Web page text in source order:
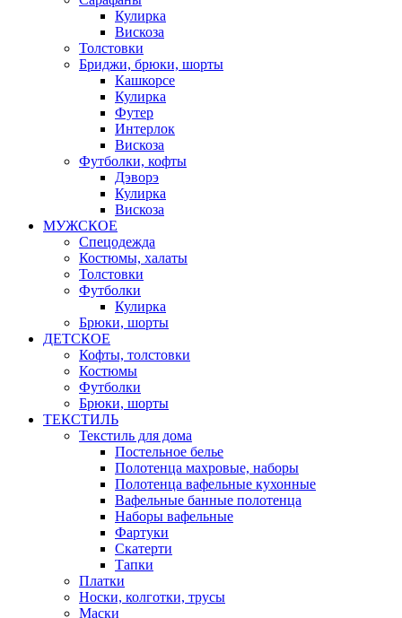
Кулирка
Вискоза
Толстовки
Бриджи, брюки, шорты
Кашкорсе
Кулирка
Футер
Интерлок
Вискоза
Футболки, кофты
Дэворэ
Кулирка
Вискоза
МУЖСКОЕ
Спецодежда
Костюмы, халаты
Толстовки
Футболки
Кулирка
Брюки, шорты
ДЕТСКОЕ
Кофты, толстовки
Костюмы
Футболки
Брюки, шорты
ТЕКСТИЛЬ
Текстиль для дома
Постельное белье
Полотенца махровые, наборы
Полотенца вафельные кухонные
Вафельные банные полотенца
Наборы вафельные
Фартуки
Скатерти
Тапки
Платки
Носки, колготки, трусы
Маски